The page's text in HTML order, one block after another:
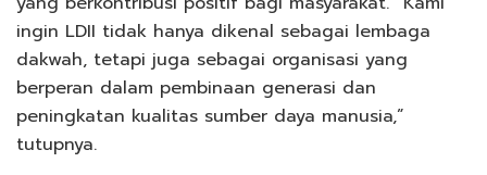
ingin LDII tidak hanya dikenal sebagai lembaga
dakwah, tetapi juga sebagai organisasi yang
berperan dalam pembinaan generasi dan
peningkatan kualitas sumber daya manusia,”
tutupnya.